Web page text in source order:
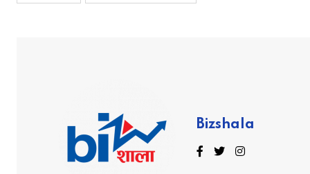
Bizshala